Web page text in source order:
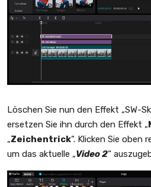
Löschen Sie nun den Effekt „SW-
ersetzen Sie ihn durch den Effekt „
„Zeichentrick“. Klicken Sie oben
um das aktuelle „Video 2“